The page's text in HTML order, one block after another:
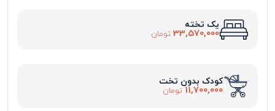
یک تخته
33,570,000 تومان
کودک بدون تخت
11,700,000 تومان